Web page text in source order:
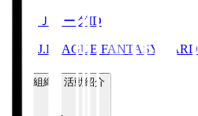
ＪリーグID
J.LEAGUE FANTASY CARD
運営組織・活動紹介